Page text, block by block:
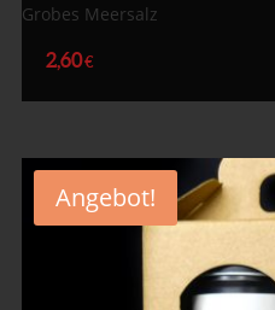
Grobes Meersalz
2,60€
Angebot!